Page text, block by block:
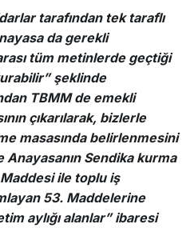
tarafından tek taraflı
da gerekli
tüm metinlerde geçtiği
şeklinde
TBMM de emekli
çıkarılarak, bizlerle
masasında belirlenmesini
Sendika kurma
Maddesi ile toplu iş
53. Maddelerine
aylığı alanlar” ibaresi